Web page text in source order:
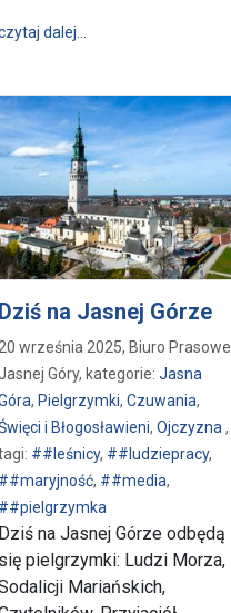
dalej…
Dziś na Jasnej Górze
20 września 2025, Biuro Prasowe
Góry, kategorie: Jasna
, Pielgrzymki, Czuwania,
i Błogosławieni, Ojczyzna ,
##leśnicy, ##ludziepracy,
##maryjność, ##media,
##pielgrzymka
Dziś na Jasnej Górze odbędą
się pielgrzymki: Ludzi Morza,
Mariańskich,